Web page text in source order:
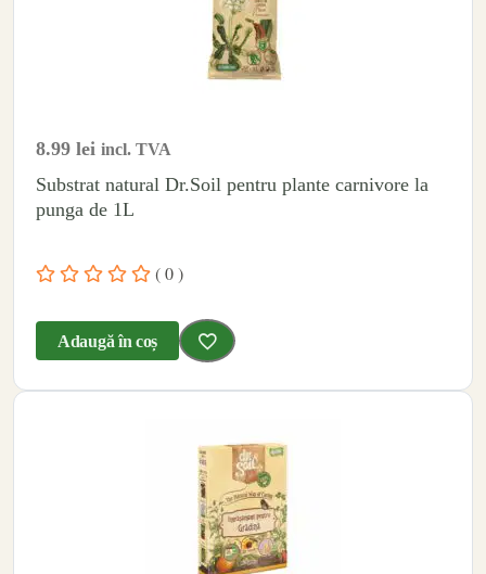
8.99 lei incl. TVA
Substrat natural Dr.Soil pentru plante carnivore la
punga de 1L
( 0 )
Adaugă în coș